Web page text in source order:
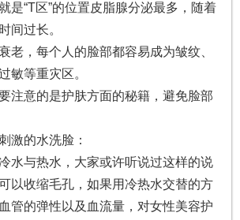
是“T区”的位置皮脂腺分泌最多，随着
间过长。
老，每个人的脸部都容易成为皱纹、
敏等重灾区。
注意的是护肤方面的秘籍，避免脸部
激的水洗脸：
水与热水，大家或许听说过这样的说
收缩毛孔，如果用冷热水交替的方
管的弹性以及血流量，对女性美容护